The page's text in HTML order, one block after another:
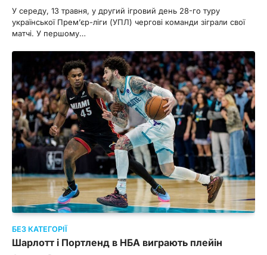
У середу, 13 травня, у другий ігровий день 28-го туру
української Прем’єр-ліги (УПЛ) чергові команди зіграли свої
матчі. У першому…
БЕЗ КАТЕГОРІЇ
Шарлотт і Портленд в НБА виграють плейін